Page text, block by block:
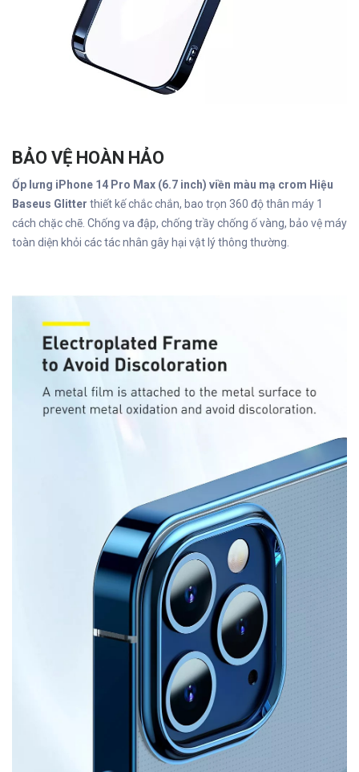
BẢO VỆ HOÀN HẢO
Ốp lưng iPhone 14 Pro Max (6.7 inch) viền màu mạ crom Hiệu
Baseus Glitter thiết kế chắc chắn, bao trọn 360 độ thân máy 1
cách chặc chẽ. Chống va đập, chống trầy chống ố vàng, bảo vệ máy
toàn diện khỏi các tác nhân gây hại vật lý thông thường.